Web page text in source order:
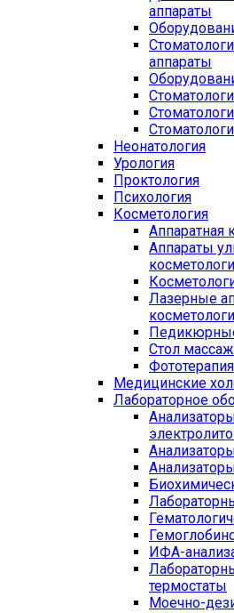
аппараты
аппараты
Неонатология
Урология
Проктология
Психология
Косметология
Аппаратная
Аппараты
Лазерные
Стол
Фототерапия
Медицинские
Лабораторное
ИФА-
термостаты
Моечно-